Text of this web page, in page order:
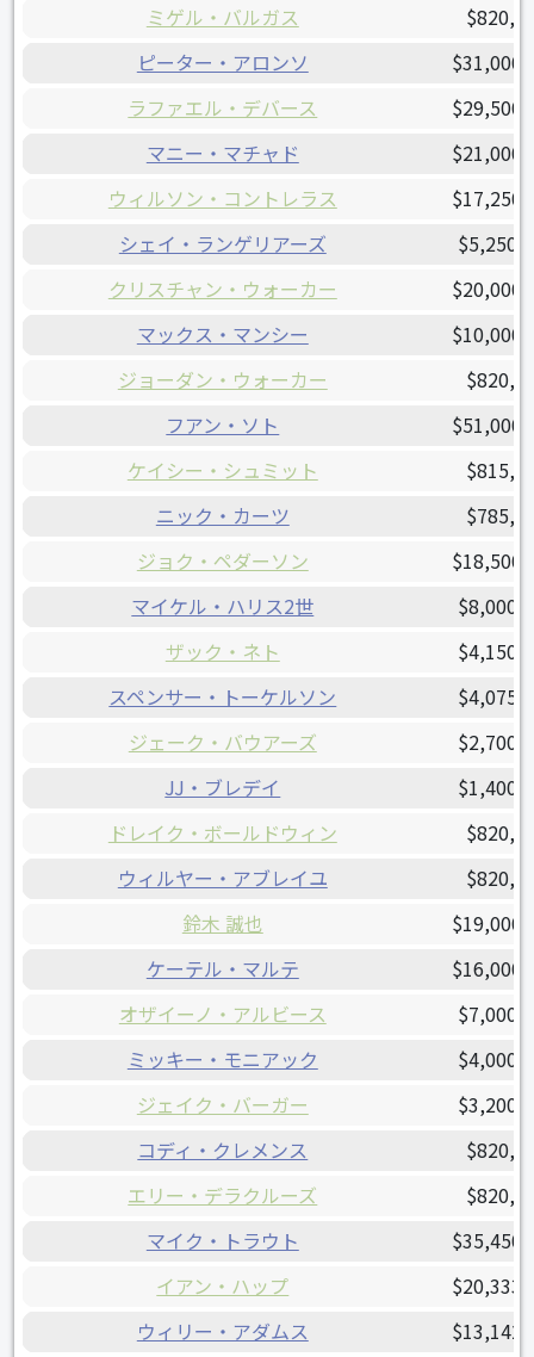
ミゲル・バルガス
ピーター・アロンソ
ラファエル・デバース
マニー・マチャド
ウィルソン・コントレラス
シェイ・ランゲリアーズ
クリスチャン・ウォーカー
マックス・マンシー
ジョーダン・ウォーカー
フアン・ソト
ケイシー・シュミット
ニック・カーツ
ジョク・ペダーソン
マイケル・ハリス2世
ザック・ネト
スペンサー・トーケルソン
ジェーク・バウアーズ
JJ・ブレデイ
ドレイク・ボールドウィン
ウィルヤー・アブレイユ
鈴木 誠也
ケーテル・マルテ
オザイーノ・アルビース
ミッキー・モニアック
ジェイク・バーガー
コディ・クレメンス
エリー・デラクルーズ
マイク・トラウト
イアン・ハップ
ウィリー・アダムス